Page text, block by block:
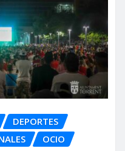
DEPORTES
OCIO